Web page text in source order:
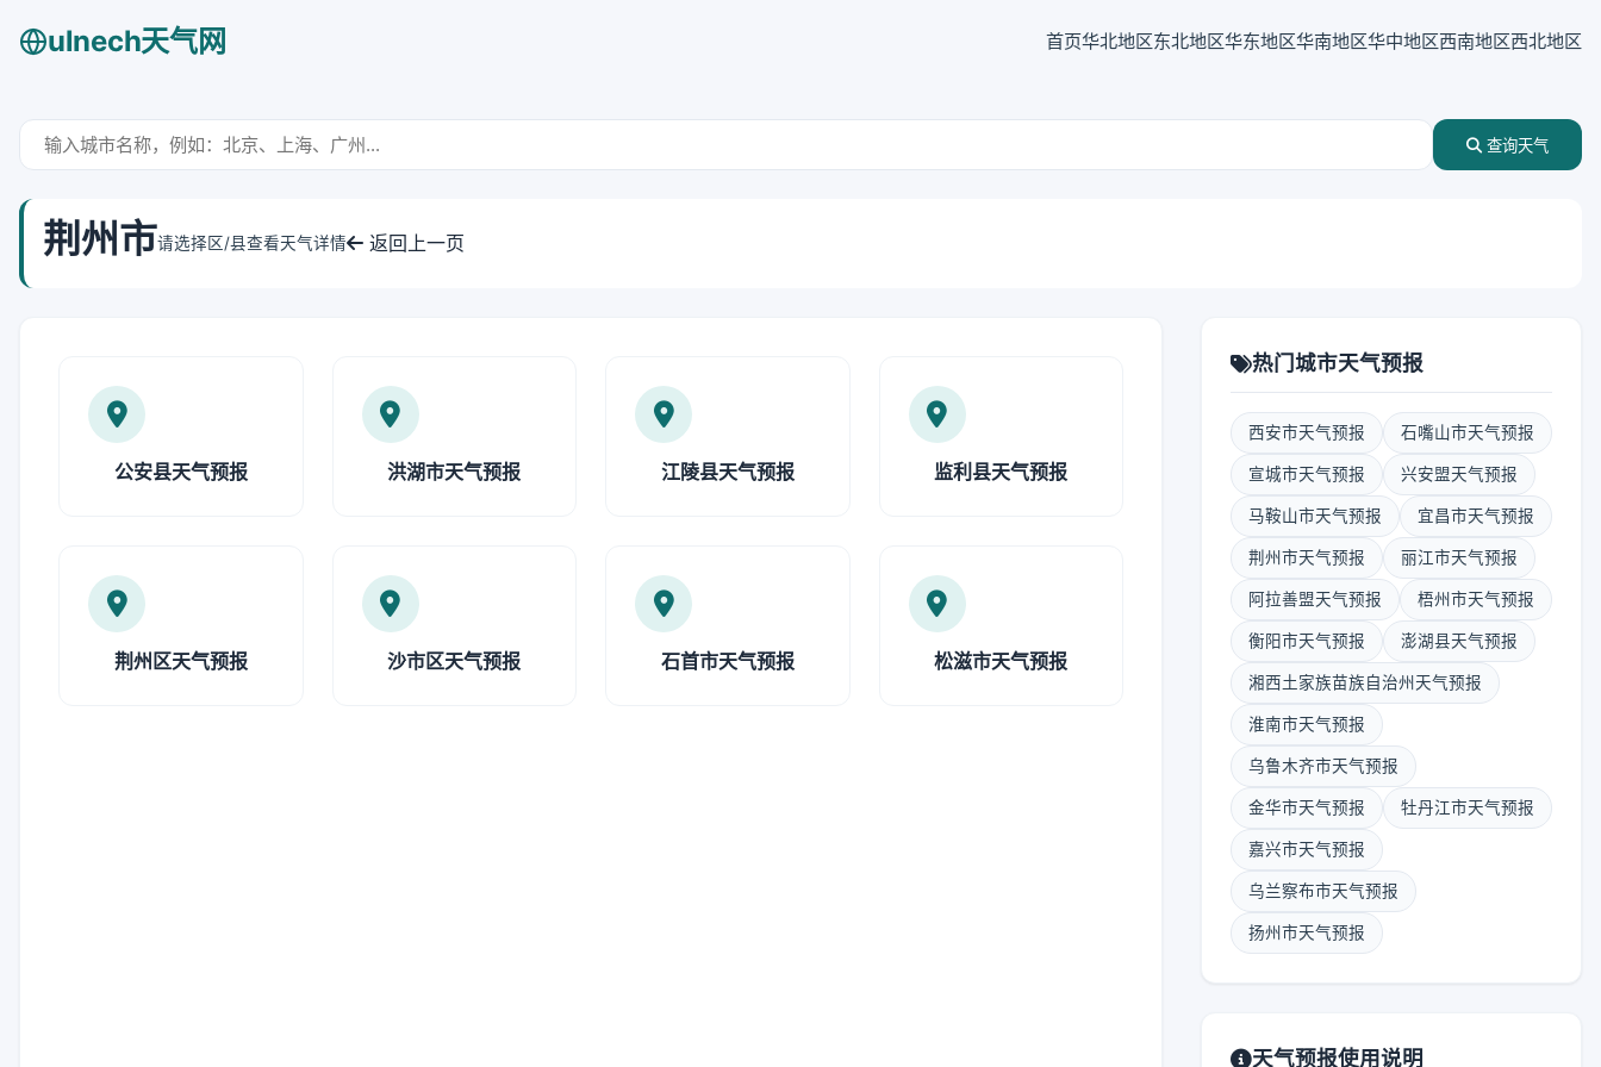
ulnech天气网 首页华北地区东北地区华东地区华南地区华中地区西南地区西北地区
查询天气
荆州市请选择区/县查看天气详情 返回上一页
公安县天气预报 洪湖市天气预报 江陵县天气预报 监利县天气预报
荆州区天气预报 沙市区天气预报 石首市天气预报 松滋市天气预报
热门城市天气预报
西安市天气预报 石嘴山市天气预报
宣城市天气预报 兴安盟天气预报
马鞍山市天气预报 宜昌市天气预报
荆州市天气预报 丽江市天气预报
阿拉善盟天气预报 梧州市天气预报
衡阳市天气预报 澎湖县天气预报
湘西土家族苗族自治州天气预报
淮南市天气预报
乌鲁木齐市天气预报
金华市天气预报 牡丹江市天气预报
嘉兴市天气预报
乌兰察布市天气预报
扬州市天气预报
天气预报使用说明